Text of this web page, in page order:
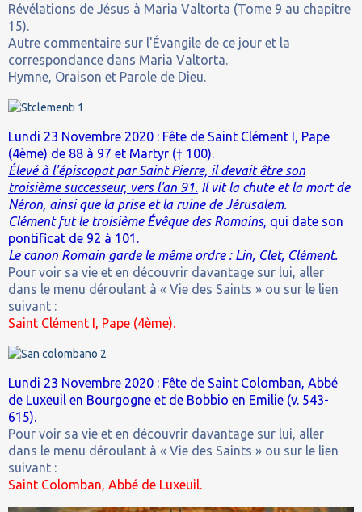
Révélations de Jésus à Maria Valtorta (Tome 9 au chapitre
15).
Autre commentaire sur l'Évangile de ce jour et la
correspondance dans Maria Valtorta.
Hymne, Oraison et Parole de Dieu.
Lundi 23 Novembre 2020 : Fête de Saint Clément I, Pape
(4ème) de 88 à 97 et Martyr († 100).
Élevé à l'épiscopat par Saint Pierre, il devait être son
troisième successeur, vers l'an 91. Il vit la chute et la mort de
Néron, ainsi que la prise et la ruine de Jérusalem.
Clément fut le troisième Évêque des Romains, qui date son
pontificat de 92 à 101.
Le canon Romain garde le même ordre : Lin, Clet, Clément.
Pour voir sa vie et en découvrir davantage sur lui, aller
dans le menu déroulant à « Vie des Saints » ou sur le lien
suivant :
Saint Clément I, Pape (4ème).
Lundi 23 Novembre 2020 : Fête de Saint Colomban, Abbé
de Luxeuil en Bourgogne et de Bobbio en Emilie (v. 543-
615).
Pour voir sa vie et en découvrir davantage sur lui, aller
dans le menu déroulant à « Vie des Saints » ou sur le lien
suivant :
Saint Colomban, Abbé de Luxeuil.